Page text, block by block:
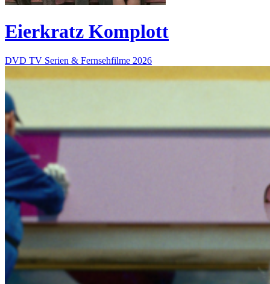
Eierkratz Komplott
DVD TV Serien & Fernsehfilme 2026